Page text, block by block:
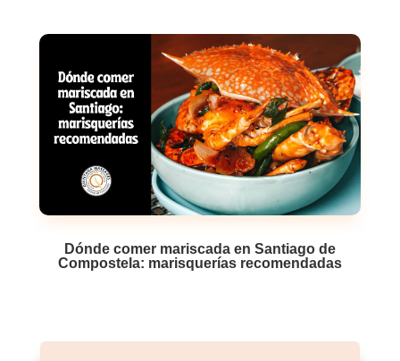
Dónde comer mariscada en Santiago de
Compostela: marisquerías recomendadas